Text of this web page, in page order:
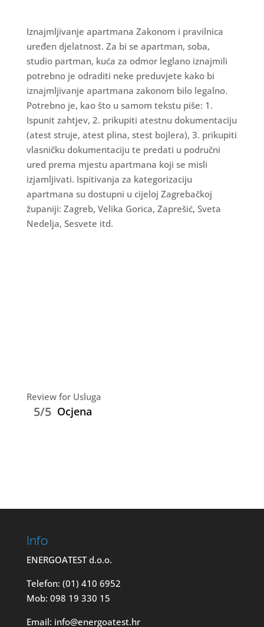
Iznajmljivanje apartmana Zakonom i pravilnica
uređen djelatnost. Za bi se apartman, soba,
studio partman, kuća za odmor leglano iznajmili
potrebno je odraditi neke preduvjete kako bi
iznajmljivanje apartmana zakonom bilo legalno.
Potrebno je, kao što u samom tekstu piše: 1.
Ispunit zahtjev, 2. prikupiti atestnu dokumentaciju
(atest struje, atest plina, stest bojlera), 3. prikupiti
vlasničku dokumentaciju te predati u područni
ured prema mjestu apartmana koji se misli
izjamljivati. Ispitivanja za kategorizaciju
apartmana su dostupni u cijeloj Zagrebačkoj
županiji: Zagreb, Velika Gorica, Zaprešić, Sveta
Nedelja, Sesvete itd.
Review for Usluga
5/5 Ocjena
Info
ENERGOATEST d.o.o.
Telefon: (01) 410 6952
Mob: 098 19 330 15
Email: info@energoatest.hr